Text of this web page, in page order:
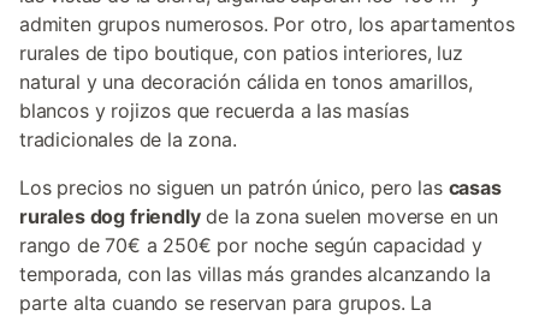
admiten grupos numerosos. Por otro, los apartamentos
rurales de tipo boutique, con patios interiores, luz
natural y una decoración cálida en tonos amarillos,
blancos y rojizos que recuerda a las masías
tradicionales de la zona.
Los precios no siguen un patrón único, pero las casas
rurales dog friendlyde la zona suelen moverse en un
rango de 70€ a 250€ por noche según capacidad y
temporada, con las villas más grandes alcanzando la
parte alta cuando se reservan para grupos. La